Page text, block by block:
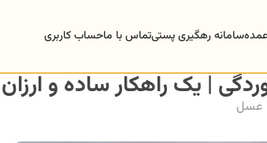
سامانه رهگیری پستیتماس با ماحساب کاربری
| یک راهکار ساده و ارزان
عسل